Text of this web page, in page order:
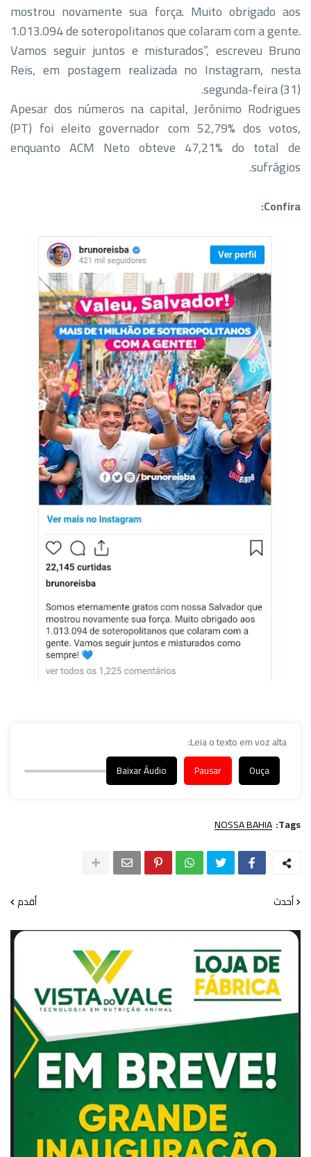
mostrou novamente sua força. Muito obrigado aos
1.013.094 de soteropolitanos que colaram com a gente.
Vamos seguir juntos e misturados”, escreveu Bruno
Reis, em postagem realizada no Instagram, nesta
segunda-feira (31).
Apesar dos números na capital, Jerônimo Rodrigues
(PT) foi eleito governador com 52,79% dos votos,
enquanto ACM Neto obteve 47,21% do total de
sufrágios.
Confira:
Leia o texto em voz alta:
Ouça
Pausar
Baixar Áudio
Tags:
NOSSA BAHIA
أحدث أقدم